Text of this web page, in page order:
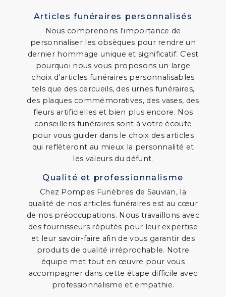
Articles funéraires personnalisés
Nous comprenons l'importance de
personnaliser les obsèques pour rendre un
dernier hommage unique et significatif. C'est
pourquoi nous vous proposons un large
choix d'articles funéraires personnalisables
tels que des cercueils, des urnes funéraires,
des plaques commémoratives, des vases, des
fleurs artificielles et bien plus encore. Nos
conseillers funéraires sont à votre écoute
pour vous guider dans le choix des articles
qui reflèteront au mieux la personnalité et
les valeurs du défunt.
Qualité et professionnalisme
Chez Pompes Funèbres de Sauvian, la
qualité de nos articles funéraires est au cœur
de nos préoccupations. Nous travaillons avec
des fournisseurs réputés pour leur expertise
et leur savoir-faire afin de vous garantir des
produits de qualité irréprochable. Notre
équipe met tout en œuvre pour vous
accompagner dans cette étape difficile avec
professionnalisme et empathie.